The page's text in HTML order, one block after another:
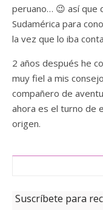
peruano… 😉 así que
Sudamérica para
la vez que lo iba
2 años después he
muy fiel a mis
compañero de
ahora es el turno de
origen.